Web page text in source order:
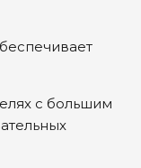
с большим